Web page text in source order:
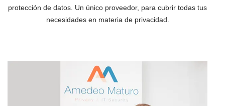
protección de datos. Un único proveedor, para cubrir todas tus
necesidades en materia de privacidad.